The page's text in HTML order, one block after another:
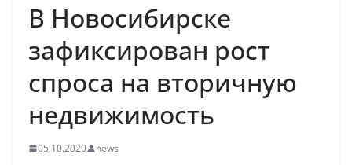
В Новосибирске
зафиксирован рост
спроса на вторичную
недвижимость
05.10.2020 news